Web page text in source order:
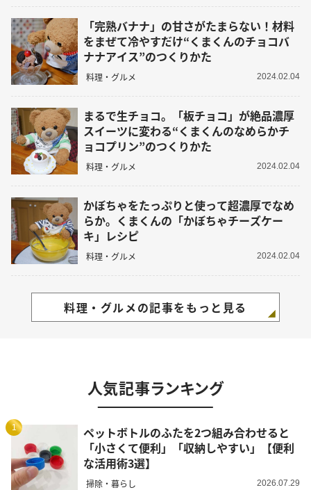
「完熟バナナ」の甘さがたまらない！材料
をまぜて冷やすだけ“くまくんのチョコバ
ナナアイス”のつくりかた
料理・グルメ 2024.02.04
まるで生チョコ。「板チョコ」が絶品濃厚
スイーツに変わる“くまくんのなめらかチ
ョコプリン”のつくりかた
料理・グルメ 2024.02.04
かぼちゃをたっぷりと使って超濃厚でなめ
らか。くまくんの「かぼちゃチーズケー
キ」レシピ
料理・グルメ 2024.02.04
料理・グルメの記事をもっと見る
人気記事ランキング
1
ペットボトルのふたを2つ組み合わせると
「小さくて便利」「収納しやすい」【便利
な活用術3選】
掃除・暮らし 2026.07.29